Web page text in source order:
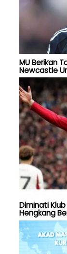
MU Berikan
Newcastle
Diminati
Hengkang